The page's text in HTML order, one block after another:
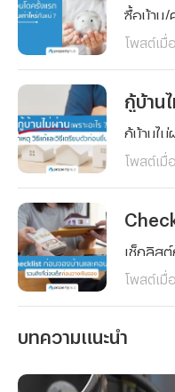
โพสต์เมื่อ
โพสต์เมื่อ
โพสต์เมื่อ
บทความแนะนำ